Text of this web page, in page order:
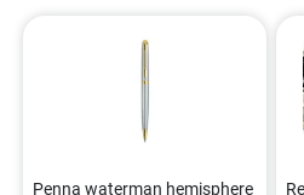
Penna waterman hemisphere